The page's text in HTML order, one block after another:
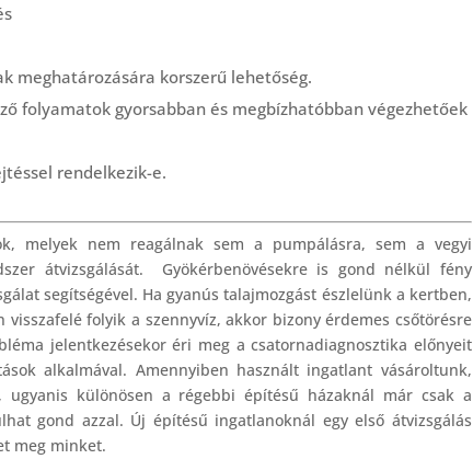
meghatározására korszerű lehetőség.
folyamatok gyorsabban és megbízhatóbban végezhetőek
rendelkezik-e.
melyek nem reagálnak sem a pumpálásra, sem a vegyi
átvizsgálását. Gyökérbenövésekre is gond nélkül fény
segítségével. Ha gyanús talajmozgást észlelünk a kertben,
folyik a szennyvíz, akkor bizony érdemes csőtörésre
jelentkezésekor éri meg a csatornadiagnosztika előnyeit
alkalmával. Amennyiben használt ingatlant vásároltunk,
különösen a régebbi építésű házaknál már csak a
gond azzal. Új építésű ingatlanoknál egy első átvizsgálás
meg minket.